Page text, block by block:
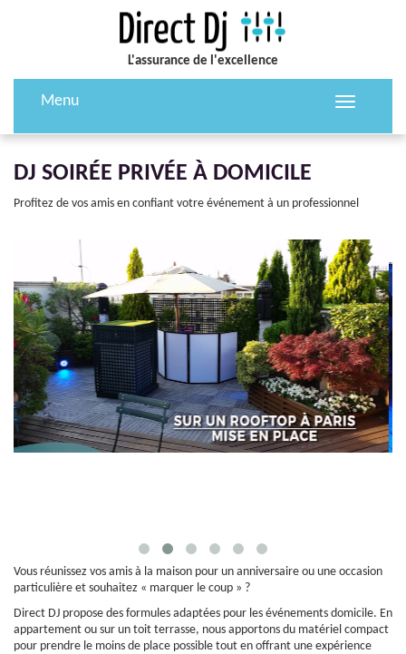
L'assurance de l'excellence
Toggle
Menu
DJ SOIRÉE PRIVÉE À DOMICILE
Profitez de vos amis en confiant votre événement à un professionnel
Vous réunissez vos amis à la maison pour un anniversaire ou une occasion
particulière et souhaitez « marquer le coup » ?
Direct DJ propose des formules adaptées pour les événements domicile. En
appartement ou sur un toit terrasse, nous apportons du matériel compact
pour prendre le moins de place possible tout en offrant une expérience